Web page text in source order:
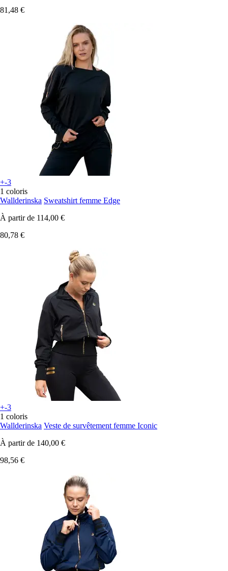
81,48 €
+-3
1 coloris
Wallderinska Sweatshirt femme Edge
À partir de 114,00 €
80,78 €
+-3
1 coloris
Wallderinska Veste de survêtement femme Iconic
À partir de 140,00 €
98,56 €